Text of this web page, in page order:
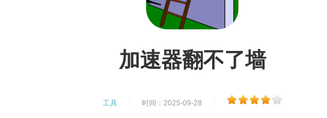
加速器翻不了墙
工具 时间：2025-09-28